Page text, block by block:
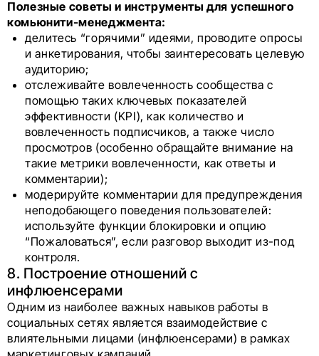
Полезные советы и инструменты для успешного
комьюнити-менеджмента:
делитесь “горячими” идеями, проводите опросы
и анкетирования, чтобы заинтересовать целевую
аудиторию;
отслеживайте вовлеченность сообщества с
помощью таких ключевых показателей
эффективности (KPI), как количество и
вовлеченность подписчиков, а также число
просмотров (особенно обращайте внимание на
такие метрики вовлеченности, как ответы и
комментарии);
модерируйте комментарии для предупреждения
неподобающего поведения пользователей:
используйте функции блокировки и опцию
“Пожаловаться”, если разговор выходит из-под
контроля.
8. Построение отношений с
инфлюенсерами
Одним из наиболее важных навыков работы в
социальных сетях является взаимодействие с
влиятельными лицами (инфлюенсерами) в рамках